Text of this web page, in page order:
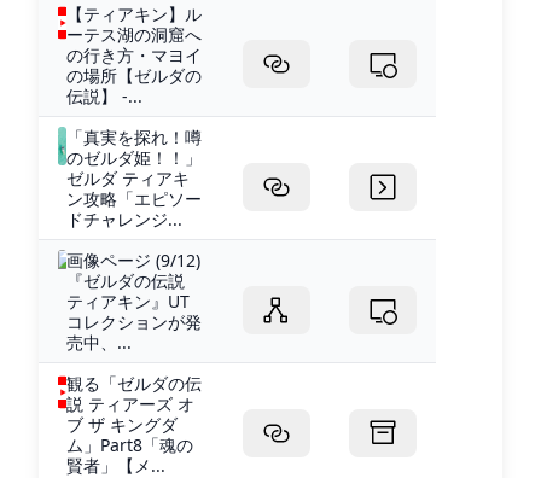
【ティアキン】ル
ーテス湖の洞窟へ
の行き方・マヨイ
の場所【ゼルダの
伝説】 -...
「真実を探れ！噂
のゼルダ姫！！」
ゼルダ ティアキ
ン攻略「エピソー
ドチャレンジ...
画像ページ (9/12)
『ゼルダの伝説
ティアキン』UT
コレクションが発
売中、...
観る「ゼルダの伝
説 ティアーズ オ
ブ ザ キングダ
ム」Part8「魂の
賢者」【メ...